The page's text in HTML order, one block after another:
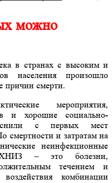
можно
в странах с высоким и
населения произошло
причин смерти.
мероприятия,
и хорошие социально-
с первых мест
и затратам на
неинфекционные
– это болезни,
течением и
комбинации